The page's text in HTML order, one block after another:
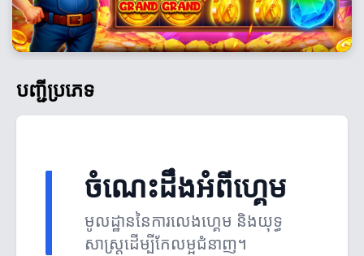
បញ្ជីប្រភេទ
ចំណេះដឹងអំពីហ្គេម
មូលដ្ឋាននៃការលេងហ្គេម និងយុទ្ធ
សាស្ត្រដើម្បីកែលម្អជំនាញ។